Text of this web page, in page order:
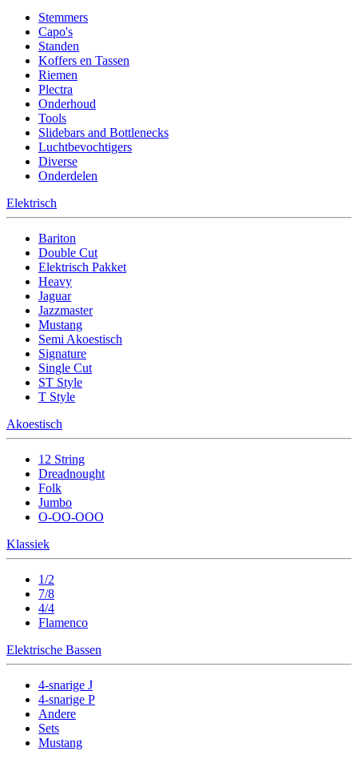
Stemmers
Capo's
Standen
Koffers en Tassen
Riemen
Plectra
Onderhoud
Tools
Slidebars and Bottlenecks
Luchtbevochtigers
Diverse
Onderdelen
Elektrisch
Bariton
Double Cut
Elektrisch Pakket
Heavy
Jaguar
Jazzmaster
Mustang
Semi Akoestisch
Signature
Single Cut
ST Style
T Style
Akoestisch
12 String
Dreadnought
Folk
Jumbo
O-OO-OOO
Klassiek
1/2
7/8
4/4
Flamenco
Elektrische Bassen
4-snarige J
4-snarige P
Andere
Sets
Mustang